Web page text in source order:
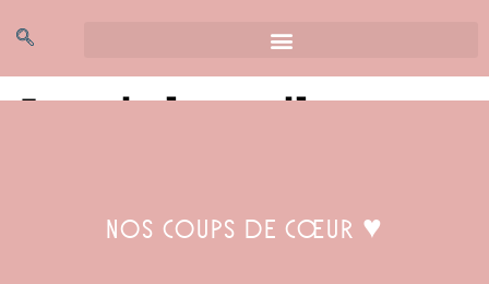
Je suis leur silence,
Nos coups de cœur ♥